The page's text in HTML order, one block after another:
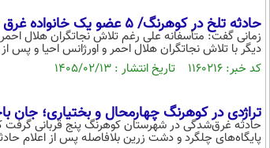
حادثه تلخ در کوهرنگ/ ۵ عضو یک خانواده غرق شدند
دیگر با تلاش نجاتگران هلال احمر و اورژانس احیا و پس
کد خبر: ۱۱۶۰۲۱۶ تاریخ انتشار : ۱۴۰۵/۰۲/۱۳
تراژدی در کوهرنگ چهارمحال و بختیاری؛ جان باختن ۲ کودک و یک زن در استخر
حادثه غرق‌شدگی در شهرستان کوهرنگ پنج قربانی گرفت
پایگاه‌های چلگرد و دشت زرین بلافاصله پس از اعلام